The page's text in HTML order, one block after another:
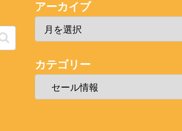
アーカイブ
カテゴリー